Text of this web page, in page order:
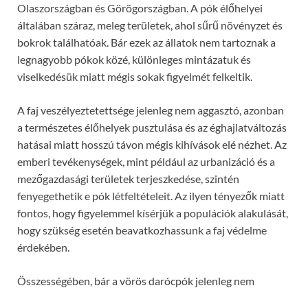
Olaszországban és Görögországban. A pók élőhelyei
általában száraz, meleg területek, ahol sűrű növényzet és
bokrok találhatóak. Bár ezek az állatok nem tartoznak a
legnagyobb pókok közé, különleges mintázatuk és
viselkedésük miatt mégis sokak figyelmét felkeltik.
A faj veszélyeztetettsége jelenleg nem aggasztó, azonban
a természetes élőhelyek pusztulása és az éghajlatváltozás
hatásai miatt hosszú távon mégis kihívások elé nézhet. Az
emberi tevékenységek, mint például az urbanizáció és a
mezőgazdasági területek terjeszkedése, szintén
fenyegethetik e pók létfeltételeit. Az ilyen tényezők miatt
fontos, hogy figyelemmel kísérjük a populációk alakulását,
hogy szükség esetén beavatkozhassunk a faj védelme
érdekében.
Összességében, bár a vörös darócpók jelenleg nem